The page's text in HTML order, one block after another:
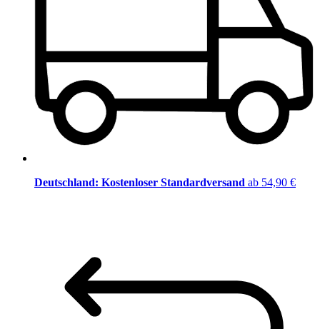
Deutschland: Kostenloser Standardversand ab 54,90 €